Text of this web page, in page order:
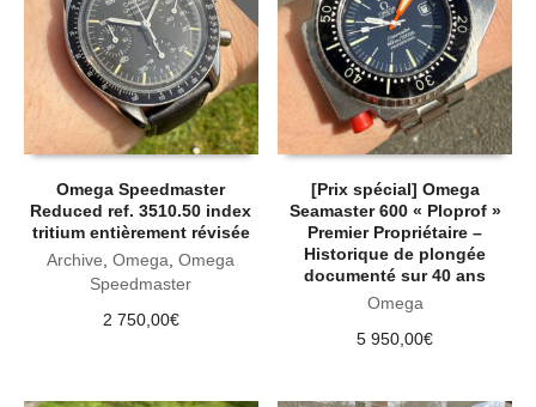
Omega Speedmaster
Reduced ref. 3510.50 index
tritium entièrement révisée
Archive ,Omega ,Omega
Speedmaster
2 750,00€
[Prix spécial] Omega
Seamaster 600 « Ploprof »
Premier Propriétaire –
Historique de plongée
documenté sur 40 ans
Omega
5 950,00€